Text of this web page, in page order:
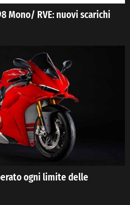
Mono/ RVE: nuovi scarichi
ogni limite delle